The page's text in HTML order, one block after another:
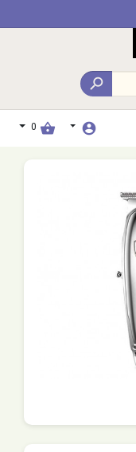

account_circle
shopping_basket
0